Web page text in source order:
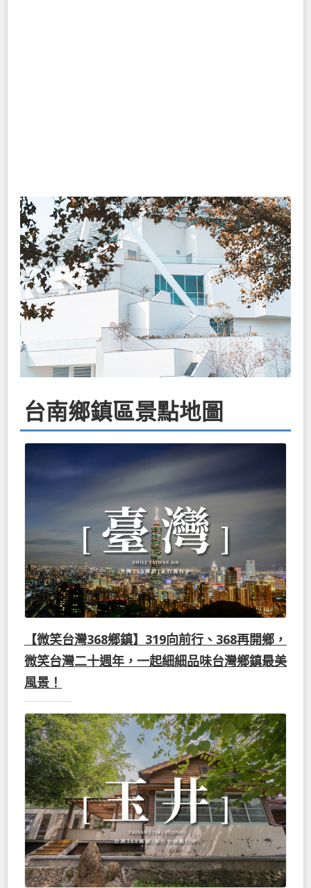
台南鄉鎮區景點地圖
【微笑台灣368鄉鎮】319向前行、368再開鄉，
微笑台灣二十週年，一起細細品味台灣鄉鎮最美
風景！